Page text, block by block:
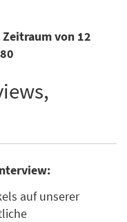
von 12
auf unserer